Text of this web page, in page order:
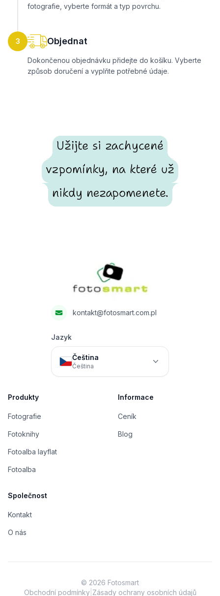
fotografie, vyberte formát a typ povrchu.
3 Objednat
Dokončenou objednávku přidejte do košíku. Vyberte
způsob doručení a vyplňte potřebné údaje.
Užijte si zachycené
vzpomínky, na které už
nikdy nezapomenete.
kontakt@fotosmart.com.pl
Jazyk
Čeština
Čeština
Produkty
Fotografie
Fotoknihy
Fotoalba layflat
Fotoalba
Informace
Ceník
Blog
Společnost
Kontakt
O nás
© 2026 Fotosmart
Obchodní podmínky| Zásady ochrany osobních údajů